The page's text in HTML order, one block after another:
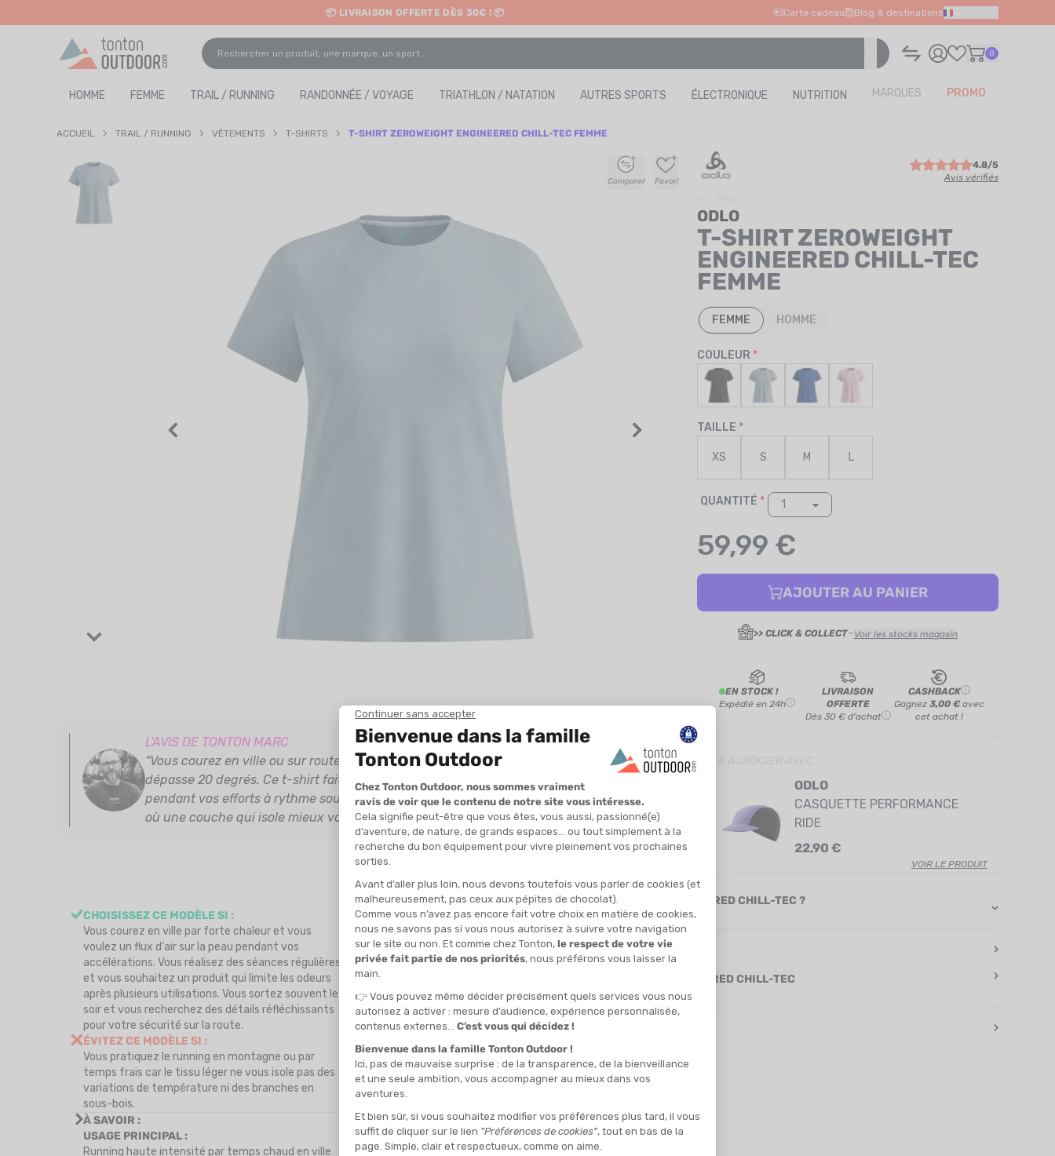
content
📦 LIVRAISON OFFERTE DÈS 30€ ! 📦
✨ RETRAIT EN MAGASIN GRATUIT
Carte cadeau Blog & destinations
0
HOMME FEMME TRAIL / RUNNING RANDONNÉE / VOYAGE TRIATHLON / NATATION AUTRES SPORTS ÉLECTRONIQUE NUTRITION MARQUES PROMO
ACCUEIL TRAIL / RUNNING VÊTEMENTS T-SHIRTS T-SHIRT ZEROWEIGHT ENGINEERED CHILL-TEC FEMME
+
+
Comparer
+
+
Favori
L'AVIS DE TONTON MARC
“Vous courez en ville ou sur route plate trois fois par semaine dès que la température
dépasse 20 degrés. Ce t-shirt fait circuler l'air sur votre peau et vous garde au frais
pendant vos efforts à rythme soutenu. A éviter pour vos sorties en forêt par temps frais
où une couche qui isole mieux vous apporte plus de confort.“
4.8/5
Avis vérifiés
ODLO
T-SHIRT ZEROWEIGHT
ENGINEERED CHILL-TEC
FEMME
FEMME HOMME
COULEUR
TAILLE
XS S M L
QUANTITÉ
59,99 €
AJOUTER AU PANIER
>> CLICK & COLLECT-Voir les stocks magasin
EN STOCK !
Expédié en 24h
LIVRAISON
OFFERTE
Dès 30 € d'achat
CASHBACK
Gagnez 3,00 €avec
cet achat !
ODLO
CASQUETTE PERFORMANCE
RIDE
22,90 €
VOIR LE PRODUIT
CHOISISSEZ CE MODÈLE SI :
Vous courez en ville par forte chaleur et vous
voulez un flux d'air sur la peau pendant vos
accélérations. Vous réalisez des séances régulières
et vous souhaitez un produit qui limite les odeurs
après plusieurs utilisations. Vous sortez souvent le
soir et vous recherchez des détails réfléchissants
pour votre sécurité sur la route.
ÉVITEZ CE MODÈLE SI :
Vous pratiquez le running en montagne ou par
temps frais car le tissu léger ne vous isole pas des
variations de température ni des branches en
sous-bois.
À SAVOIR :
USAGE PRINCIPAL :
Running haute intensité par temps chaud en ville
À QUI S'ADRESSE CE T-SHIRT DE RUNNING ZEROWEIGHT ENGINEERED CHILL-TEC ?
COMMENT CE T-SHIRT SE SITUE DANS VOTRE CHOIX ?
NOTRE AVIS SUR CE T-SHIRT DE RUNNING ZEROWEIGHT ENGINEERED CHILL-TEC
FOIRE AUX QUESTIONS